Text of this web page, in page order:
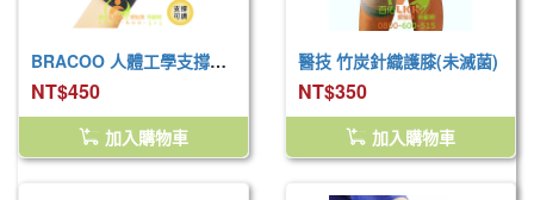
BRACOO 人體工學支撐可調護腕 WS11(右手專用)
NT$450
加入購物車
醫技 竹炭針織護膝(未滅菌)
NT$350
加入購物車